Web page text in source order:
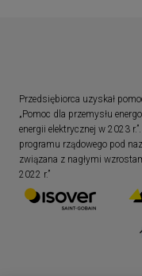
Przedsiębiorca uzyskał
„Pomoc dla przemysłu
energii elektrycznej w 2023
programu rządowego pod
związana z nagłymi
2022 r.”